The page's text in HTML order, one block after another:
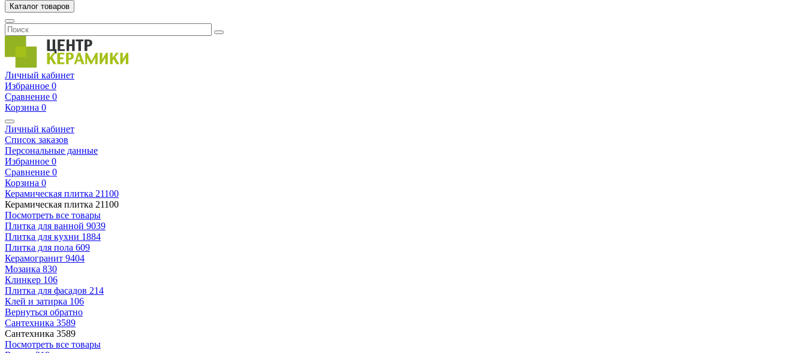
Каталог товаров
Личный кабинет
Избранное 0
Сравнение 0
Корзина 0
Личный кабинет
Список заказов
Персональные данные
Избранное 0
Сравнение 0
Корзина 0
Керамическая плитка 21100
Керамическая плитка 21100
Посмотреть все товары
Плитка для ванной 9039
Плитка для кухни 1884
Плитка для пола 609
Керамогранит 9404
Мозаика 830
Клинкер 106
Плитка для фасадов 214
Клей и затирка 106
Вернуться обратно
Сантехника 3589
Сантехника 3589
Посмотреть все товары